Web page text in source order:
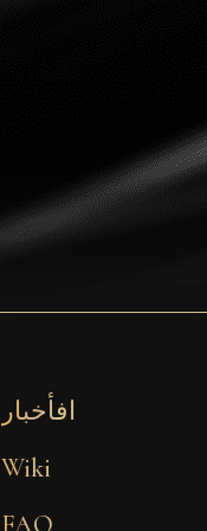
افأخبار
Wiki